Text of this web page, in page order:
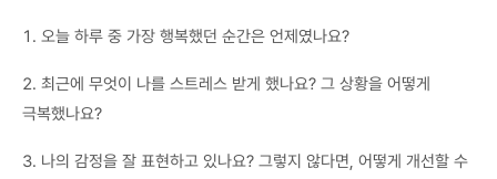
1. 오늘 하루 중 가장 행복했던 순간은 언제였나요?
2. 최근에 무엇이 나를 스트레스 받게 했나요? 그 상황을 어떻게
극복했나요?
3. 나의 감정을 잘 표현하고 있나요? 그렇지 않다면, 어떻게 개선할 수